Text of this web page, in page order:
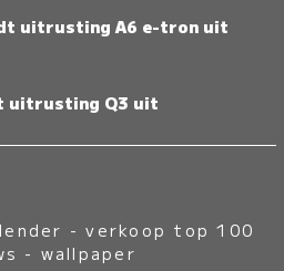
uitrusting A6 e-tron uit
uitrusting Q3 uit
-verkoop top 100
- wallpaper